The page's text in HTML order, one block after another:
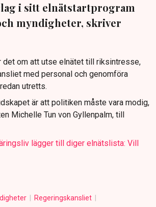
i sitt elnätstartprogram
myndigheter, skriver
det om att utse elnätet till riksintresse,
med personal och genomföra
utretts.
är att politiken måste vara modig,
Michelle Tun von Gyllenpalm, till
lägger till diger elnätslista: Vill
Regeringskansliet